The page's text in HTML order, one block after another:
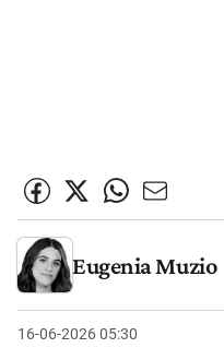
Eugenia Muzio
16-06-2026 05:30